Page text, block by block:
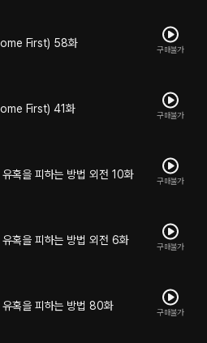
First) 58화 구매불가
First) 41화 구매불가
혹을 피하는 방법 외전 10화 구매불가
혹을 피하는 방법 외전 6화 구매불가
혹을 피하는 방법 80화 구매불가